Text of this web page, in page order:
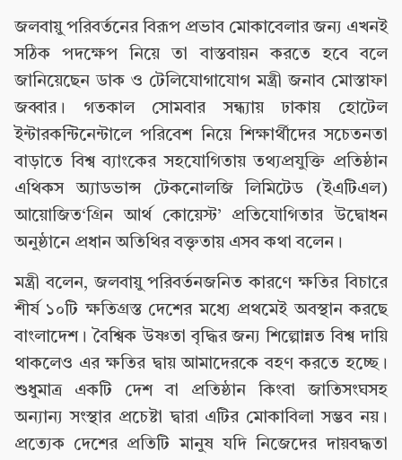
জলবায়ু পরিবর্তনের বিরূপ প্রভাব মোকাবেলার জন‌্য এখনই
সঠিক পদক্ষেপ নিয়ে তা বাস্তবায়ন করতে হবে বলে
জানিয়েছেন ডাক ও টেলিযোগাযোগ মন্ত্রী জনাব মোস্তাফা
জব্বার। গতকাল সোমবার সন্ধ‌্যায় ঢাকায় হোটেল
ইন্টারকন্টিনেন্টালে পরিবেশ নিয়ে শিক্ষার্থীদের সচেতনতা
বাড়াতে বিশ্ব ব‌্যাংকের সহযোগিতায় তথ্যপ্রযুক্তি প্রতিষ্ঠান
এথিকস অ্যাডভান্স টেকনোলজি লিমিটেড (ইএটিএল)
আয়োজিত‘গ্রিন আর্থ কোয়েস্ট’ প্রতিযোগিতার উদ্বোধন
অনুষ্ঠানে প্রধান অতিথির বক্তৃতায় এসব কথা বলেন।
মন্ত্রী বলেন, জলবায়ু পরিবর্তনজনিত কারণে ক্ষতির বিচারে
শীর্ষ ১০টি ক্ষতিগ্রস্ত দেশের মধ্যে প্রথমেই অবস্থান করছে
বাংলাদেশ। বৈশ্বিক উষ্ণতা বৃদ্ধির জন‌্য শিল্পোন্নত বিশ্ব দায়ি
থাকলেও এর ক্ষতির দ্বায় আমাদেরকে বহণ করতে হচ্ছে।
শুধুমাত্র একটি দেশ বা প্রতিষ্ঠান কিংবা জাতিসংঘসহ
অন্যান্য সংস্থার প্রচেষ্টা দ্বারা এটির মোকাবিলা সম্ভব নয়।
প্রত্যেক দেশের প্রতিটি মানুষ যদি নিজেদের দায়বদ্ধতা